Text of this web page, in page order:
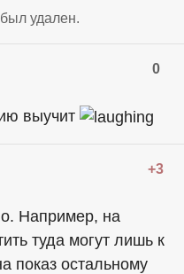
удален.
0
выучит
+3
Например, на
туда могут лишь к
показ остальному